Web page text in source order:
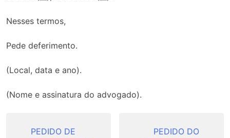
Nesses termos,
Pede deferimento.
(Local, data e ano).
(Nome e assinatura do advogado).
PEDIDO DE
PEDIDO DO